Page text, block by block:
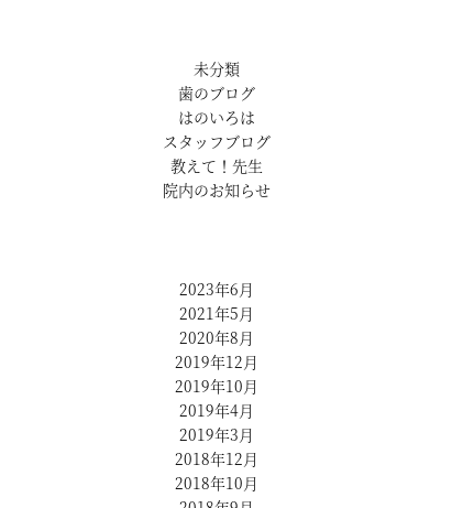
未分類
歯のブログ
はのいろは
スタッフブログ
教えて！先生
院内のお知らせ
2023年6月
2021年5月
2020年8月
2019年12月
2019年10月
2019年4月
2019年3月
2018年12月
2018年10月